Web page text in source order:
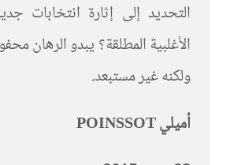
التحديد إلى إثارة انتخابات
الأغلبية المطلقة؟ يبدو الرهان
ولكنه غير مستبعد.
أميليPOINSSOT